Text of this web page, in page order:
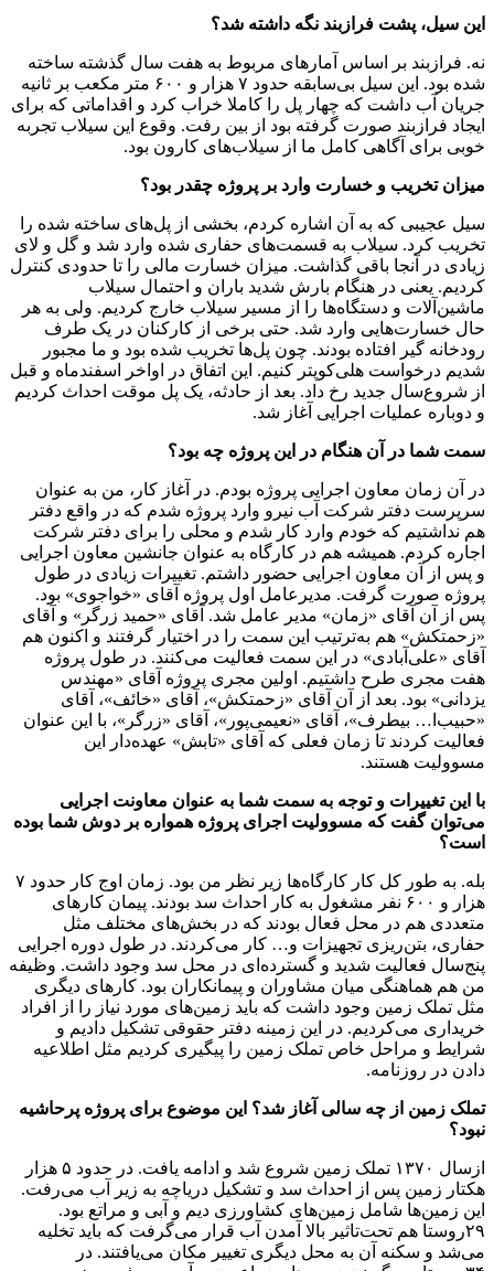
این سیل، پشت فرازبند نگه داشته شد؟
نه. فرازبند بر اساس آمار‌های مربوط به هفت‌ سال گذشته ساخته
شده بود. این سیل بی‌سابقه حدود ۷ هزار و ۶۰۰ متر مکعب بر ثانیه
جریان آب داشت که چهار پل را کاملا خراب کرد و اقداماتی که برای
ایجاد فرازبند صورت گرفته بود از بین رفت. وقوع این سیلاب تجربه
خوبی برای آگاهی کامل ما از سیلاب‌های کارون بود.
میزان تخریب و خسارت وارد بر پروژه چقدر بود؟
سیل عجیبی که به آن اشاره کردم، بخشی از پل‌های ساخته شده را
تخریب کرد. سیلاب به قسمت‌های حفاری شده وارد شد و گل و لای
زیادی در آنجا باقی گذاشت. میزان خسارت مالی را تا حدودی کنترل
کردیم. یعنی در هنگام بارش شدید باران و احتمال سیلاب
ماشین‌آلات و دستگاه‌ها را از مسیر سیلاب خارج کردیم. ولی به هر
حال خسارت‌هایی وارد شد. حتی برخی از کارکنان در یک طرف
رودخانه گیر افتاده بودند. چون پل‌ها تخریب شده بود و ما مجبور
شدیم درخواست هلی‌کوپتر کنیم. این اتفاق در اواخر اسفندماه و قبل
از شروع‌سال جدید رخ داد. بعد از حادثه، یک پل موقت احداث کردیم
و دوباره عملیات اجرایی آغاز شد.
سمت شما در آن هنگام در این پروژه چه بود؟
در آن زمان معاون اجرایی پروژه بودم. در آغاز کار، من به عنوان
سرپرست دفتر شرکت آب نیرو وارد پروژه شدم که در واقع دفتر
هم‌ نداشتیم که خودم وارد کار شدم و محلی را برای دفتر شرکت
اجاره کردم. همیشه هم در کارگاه به عنوان جانشین معاون اجرایی
و پس از آن معاون اجرایی حضور داشتم. تغییرات زیادی در طول
پروژه صورت گرفت. مدیرعامل اول پروژه آقای «خواجوی» بود.
پس از آن آقای «زمان» مدیر عامل شد. آقای‌ «حمید زرگر» و آقای
«زحمتکش» هم به‌ترتیب این سمت را در اختیار گرفتند و اکنون هم
آقای «علی‌آبادی»‌ در این سمت فعالیت می‌کنند. در طول پروژه
هفت مجری طرح داشتیم. اولین مجری پروژه آقای «مهندس
یزدانی» بود. بعد از آن آقای «زحمتکش»، آقای «خائف»، آقای
«حبیب‌‌ا… بیطرف»، آقای «نعیمی‌پور»، آقای «زرگر»، با این عنوان
فعالیت کردند تا زمان فعلی که آقای «تابش» عهده‌دار این
مسوولیت هستند.
با این تغییرات و توجه به سمت شما به عنوان معاونت اجرایی
می‌توان گفت که مسوولیت اجرای پروژه همواره بر دوش شما بوده
است؟
بله. به طور کل کار کارگاه‌ها زیر نظر من بود. زمان اوج کار حدود ۷
هزار و ۶۰۰ نفر مشغول به کار احداث سد بودند. پیمان کار‌های
متعددی هم در محل فعال بودند که در بخش‌های مختلف مثل
حفاری، بتن‌ریزی‌ تجهیزات و… کار می‌کردند. در طول دوره اجرایی
پنج‌سال فعالیت شدید و گسترده‌ای در محل سد وجود داشت. وظیفه
من هم هماهنگی میان مشاوران و پیمانکاران بود. کارهای دیگری
مثل تملک‌ زمین وجود داشت که باید زمین‌های مورد نیاز را از افراد
خریداری می‌کردیم. در این زمینه دفتر حقوقی تشکیل دادیم و
شرایط و مراحل خاص تملک زمین را پیگیری کردیم مثل اطلاعیه
دادن در روزنامه.
تملک زمین از چه‌ سالی آغاز شد؟ این موضوع برای پروژه پرحاشیه
نبود؟
از‌سال ۱۳۷۰ تملک زمین شروع شد و ادامه یافت. در حدود ۵‌ هزار
هکتار زمین پس از احداث سد و تشکیل دریاچه به زیر آب می‌رفت.
این زمین‌ها شامل زمین‌های کشاورزی دیم و آبی و مراتع بود.
۲۹روستا هم تحت‌تاثیر بالا آمدن آب قرار می‌گرفت که باید تخلیه
می‌شد و سکنه آن به محل دیگری تغییر مکان می‌یافتند. در